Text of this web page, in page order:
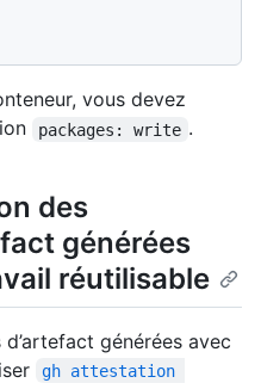
vous devez
packages: write .
des
générées
réutilisable
générées avec
gh attestation